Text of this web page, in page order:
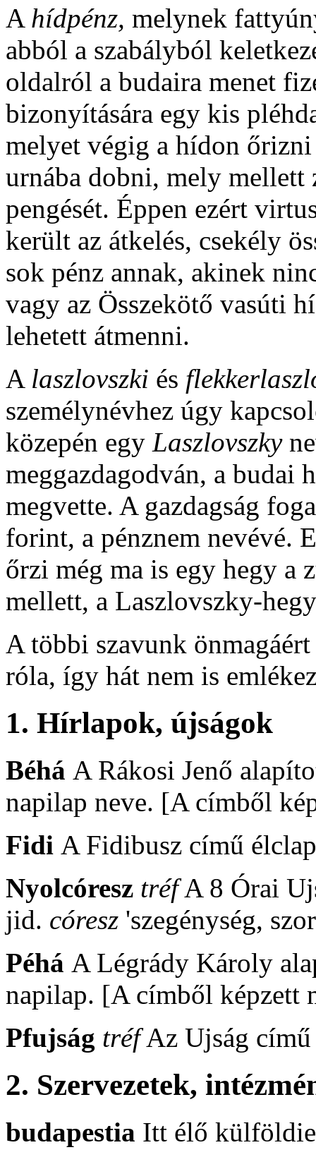
A hídpénz, melynek
abból a szabályból
oldalról a budaira menet
bizonyítására egy kis
melyet végig a hídon
urnába dobni, mely mellett
pengését. Éppen ezért
került az átkelés, csekély
sok pénz annak, akinek
vagy az Összekötő vasúti
lehetett átmenni.
A laszlovszki és
személynévhez úgy
közepén egy Laszlovszky
meggazdagodván, a budai
megvette. A gazdagság
forint, a pénznem nevévé.
őrzi még ma is egy hegy a
mellett, a Laszlovszky-
A többi szavunk
róla, így hát nem is
1. Hírlapok, újságok
Béhá A Rákosi Jenő
napilap neve. [A címből
Fidi A Fidibusz című
Nyolcóresz tréfA 8 Órai
jid. córesz 'szegénység,
Péhá A Légrády Károly
napilap. [A címből képzett
Pfujság tréfAz Ujság című
2. Szervezetek,
budapestia Itt élő